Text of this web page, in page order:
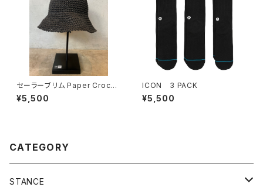
セーラーブリム Paper Croche
t Hat ブラック
¥5,500
ICON 3 PACK
¥5,500
CATEGORY
STANCE